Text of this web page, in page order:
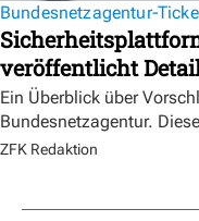
Bundesnetzagentur-
veröffentlicht
Ein Überblick über
Bundesnetzagentur.
ZFK Redaktion